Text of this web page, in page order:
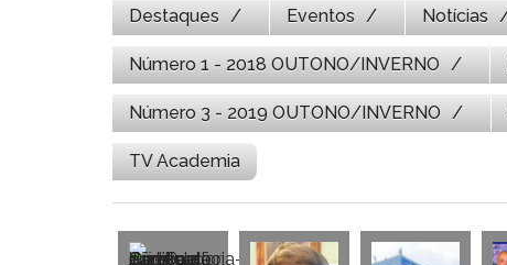
Destaques Eventos Notícias
Número 1 - 2018 OUTONO/INVERNO
Número 3 - 2019 OUTONO/INVERNO
TV Academia